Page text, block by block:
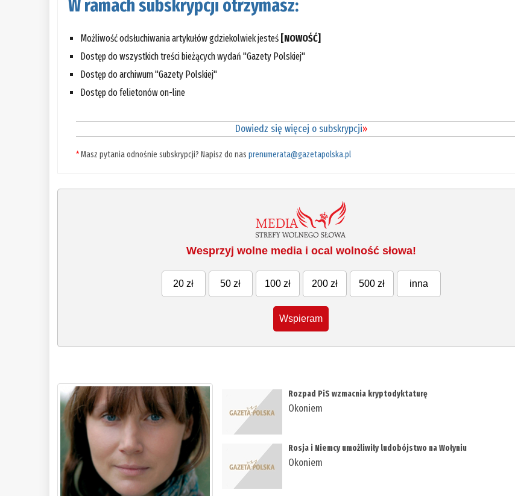
W ramach subskrypcji otrzymasz:
Możliwość odsłuchiwania artykułów gdziekolwiek jesteś [NOWOŚĆ]
Dostęp do wszystkich treści bieżących wydań "Gazety Polskiej"
Dostęp do archiwum "Gazety Polskiej"
Dostęp do felietonów on-line
Dowiedz się więcej o subskrypcji»
*Masz pytania odnośnie subskrypcji? Napisz do nasprenumerata@gazetapolska.pl
Wesprzyj wolne media i ocal wolność słowa!
20 zł 50 zł 100 zł 200 zł 500 zł inna
Wspieram
Rozpad PiS wzmacnia kryptodyktaturę
Okoniem
Rosja i Niemcy umożliwiły ludobójstwo na Wołyniu
Okoniem